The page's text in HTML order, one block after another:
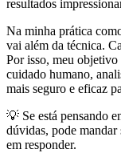
resultados
Na minha prática
vai além da técnica.
Por isso, meu
cuidado humano,
mais seguro e eficaz
💡 Se está pensando
dúvidas, pode
em responder.